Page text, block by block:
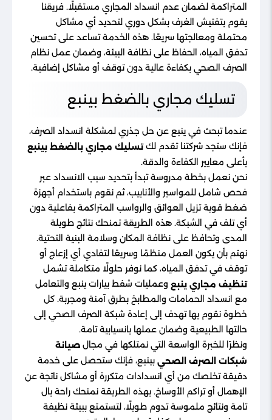
المتراكمة لضمان عدم انسداد المجاري مستقبلًا. فريقنا
يقوم بتفتيش الغرف بشكل دوري لتحديد أي مشاكل
محتملة ومعالجتها سريعًا. هذه الخدمة تساعد على تحسين
تدفق المياه، الحفاظ على نظافة البيئة، وضمان عمل نظام
الصرف الصحي بكفاءة عالية دون توقف أو مشاكل إضافية.
تسليك مجاري بالضغط بينبع
عندما تبحث في ينبع عن حل جذري لمشكلة انسداد الصرف،
فإنك ستجد شركتنا تقدم لكتسليك مجاري بالضغط بينبع
بأعلى معايير الكفاءة والدقة.
نحن نعمل بخطة مدروسة تبدأ بتحديد سبب الانسداد عبر
فحص شامل للمواسير والأنابيب، ثم نقوم باستخدام أجهزة
ضغط قوية تزيل العوائق والرواسب المتراكمة بفاعلية دون
أي تلف في الشبكة. هذه الطريقة تمنحك نتائج طويلة
المدى وتحافظ على نظافة المكان وسلامة البنية التحتية.
نهتم بأن يكون العمل منظمًا وسريعًا لتفادي أي إزعاج أو
توقف في تدفق المياه، كما نوفر حلولًا متكاملة تشمل
تنظيف مجاري ينبع وعمليات شفط بيارات ينبع والتعامل
مع انسداد الحمامات والمطابخ بطرق آمنة ومجربة. كل
خطوة نقوم بها تهدف إلى إعادة شبكة الصرف الصحي إلى
حالتها الطبيعية وضمان عملها بانسيابية تامة.
ونظرًا للخبرة الواسعة التي نمتلكها في مجال صيانة
شبكات الصرف الصحي بينبع، فإنك ستحصل على خدمة
دقيقة تخلصك من أي انسدادات متكررة أو مشاكل ناتجة عن
الإهمال أو تراكم الأوساخ. بهذه الطريقة نمنحك راحة بال
تامة ونتائج ملموسة تدوم طويلًا، لتستمتع ببيئة نظيفة